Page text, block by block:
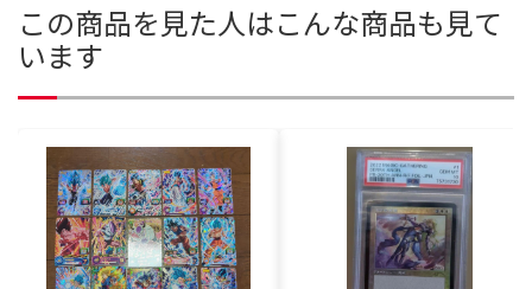
この商品を見た人はこんな商品も見て
います